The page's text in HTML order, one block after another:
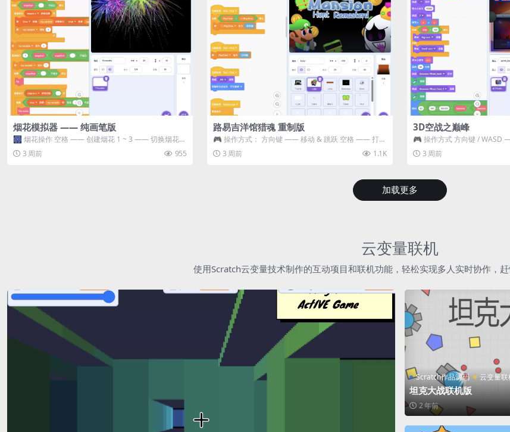
烟花模拟器 —— 纯画笔版
🎆 烟花操作 空格 —— 创建烟花 1 ~ 3 —— 切换烟花类
型 普通烟花 嘶...
3 周前 955
路易吉洋馆猎魂 重制版
🎮 操作方式： 方向键 —— 移动 & 跳跃 空格 —— 打开
宝箱 将你...
3 周前 1.1K
3D空战之巅峰
🎮 操作方式 方向键 / WASD
攻击...
3 周前
加载更多
云变量联机
使用Scratch云变量技术制作的互动项目和联机功能，轻松实现多人实时协作，
Scratch作品源码 云变量联
坦克大战联机版
2 年前